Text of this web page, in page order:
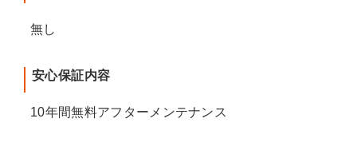
無し
安心保証内容
10年間無料アフターメンテナンス